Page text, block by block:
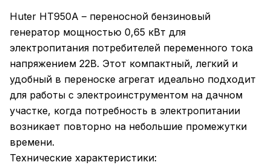
Huter HT950A – переносной бензиновый
генератор мощностью 0,65 кВт для
электропитания потребителей переменного тока
напряжением 22В. Этот компактный, легкий и
удобный в переноске агрегат идеально подходит
для работы с электроинструментом на дачном
участке, когда потребность в электропитании
возникает повторно на небольшие промежутки
времени.
Технические характеристики: